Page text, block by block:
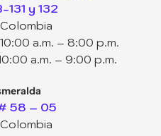
131 y 132
10:00 a.m. – 8:00 p.m.
a.m. – 9:00 p.m.
58 – 05